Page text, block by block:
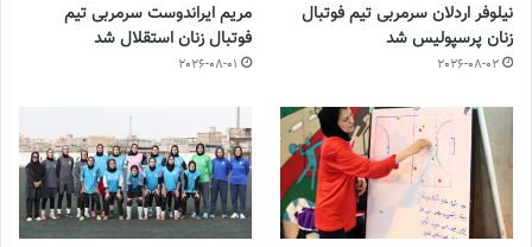
نیلوفر اردلان سرمربی تیم فوتبال
زنان پرسپولیس شد
2026-08-02
مریم ایراندوست سرمربی تیم
فوتبال زنان استقلال شد
2026-08-01